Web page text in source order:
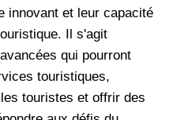
innovant et leur capacité
Il s'agit
qui pourront
touristiques,
touristes et offrir des